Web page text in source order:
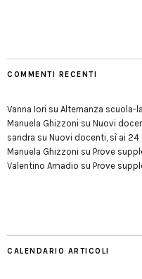
COMMENTI RECENTI
Vanna Iori su Alternanza scuola-
Manuela Ghizzoni su Nuovi
sandra su Nuovi docenti, sì ai
Manuela Ghizzoni su Prove
Valentino Amadio su Prove
CALENDARIO ARTICOLI